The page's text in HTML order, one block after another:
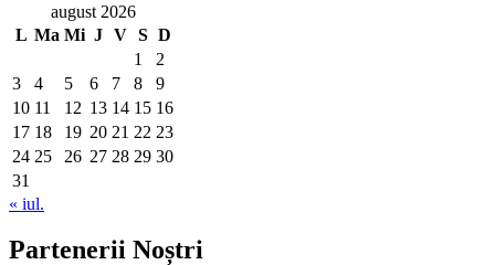
august 2026
L Ma Mi J V S D
1
2
3
4 5 6 7 8
9
10 11 12 13 14 15 16
17 18 19 20 21 22 23
24 25 26 27 28 29 30
31
« iul.
Partenerii Noștri